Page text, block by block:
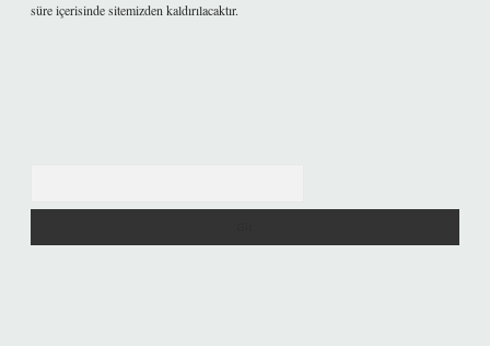
süre içerisinde sitemizden kaldırılacaktır.